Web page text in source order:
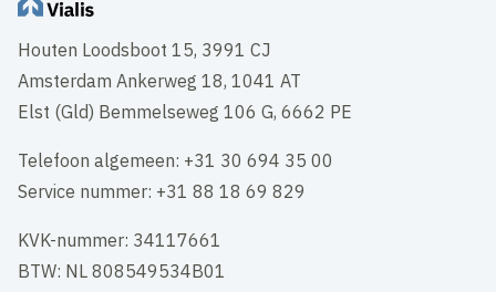
Houten Loodsboot 15, 3991 CJ
Amsterdam Ankerweg 18, 1041 AT
Elst (Gld) Bemmelseweg 106 G, 6662 PE
Telefoon algemeen: +31 30 694 35 00
Service nummer: +31 88 18 69 829
KVK-nummer: 34117661
BTW: NL 808549534B01